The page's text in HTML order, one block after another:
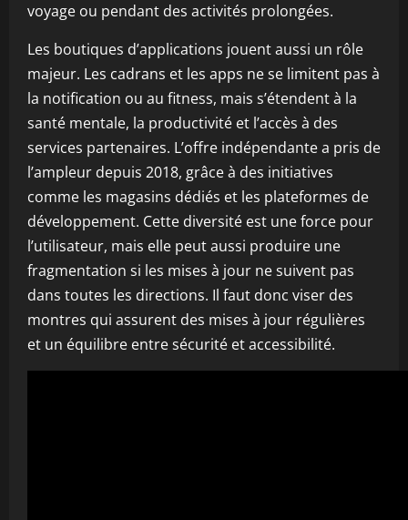
voyage ou pendant des activités prolongées.
Les boutiques d’applications jouent aussi un rôle
majeur. Les cadrans et les apps ne se limitent pas à
la notification ou au fitness, mais s’étendent à la
santé mentale, la productivité et l’accès à des
services partenaires. L’offre indépendante a pris de
l’ampleur depuis 2018, grâce à des initiatives
comme les magasins dédiés et les plateformes de
développement. Cette diversité est une force pour
l’utilisateur, mais elle peut aussi produire une
fragmentation si les mises à jour ne suivent pas
dans toutes les directions. Il faut donc viser des
montres qui assurent des mises à jour régulières
et un équilibre entre sécurité et accessibilité.